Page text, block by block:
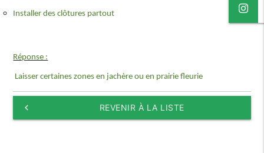
Installer des clôtures partout
Réponse :
Laisser certaines zones en jachère ou en prairie fleurie
keyboard_arrow_left REVENIR À LA LISTE